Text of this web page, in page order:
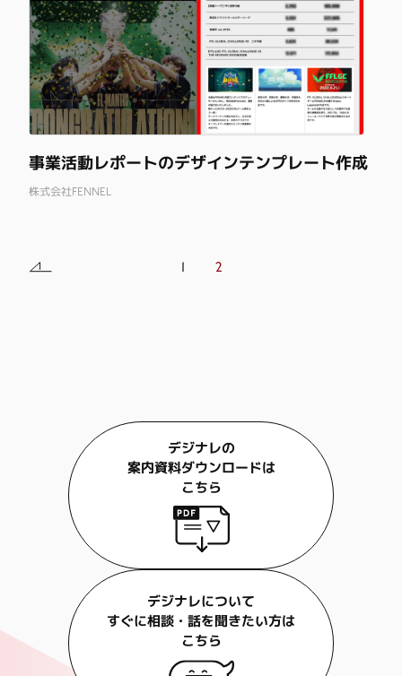
事業活動レポートのデザインテンプレート作成
株式会社FENNEL
1 2
デジナレの
案内資料ダウンロードは
こちら
デジナレについて
すぐに相談・話を聞きたい方は
こちら